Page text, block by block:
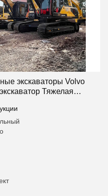
экскаваторы Volvo
Тяжелая